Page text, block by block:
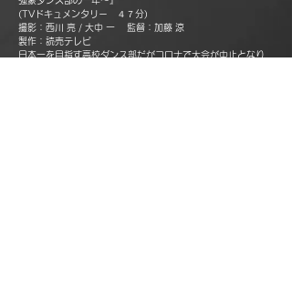
(TVドキュメンタリー ４７分)
撮影：西川 亮 / 大中 一 監督：加藤 涼
製作：読売テレビ
日本一を目指す高校ダンス部だがコロナで大会が中止となり…